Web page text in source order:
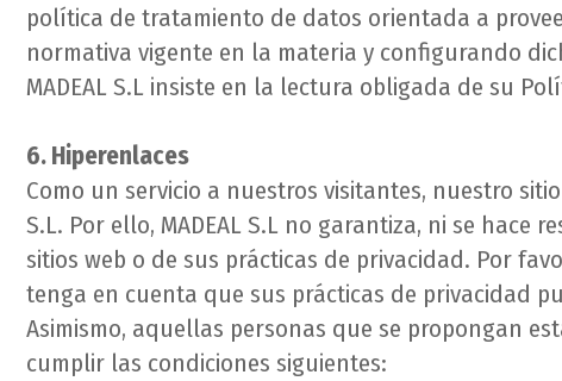
política de tratamiento de datos orientada a
normativa vigente en la materia y configurando
MADEAL S.L insiste en la lectura obligada de su
6. Hiperenlaces
Como un servicio a nuestros visitantes, nuestro
S.L. Por ello, MADEAL S.L no garantiza, ni se
sitios web o de sus prácticas de privacidad. Por
tenga en cuenta que sus prácticas de privacidad
Asimismo, aquellas personas que se propongan
cumplir las condiciones siguientes: